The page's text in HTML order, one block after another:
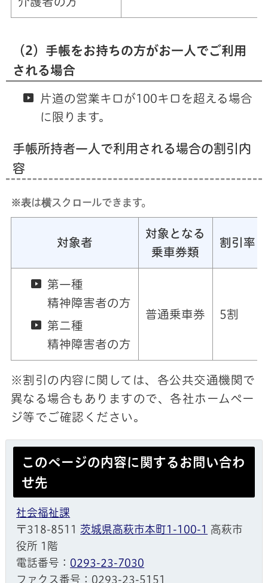
（2）手帳をお持ちの方がお一人でご利用
される場合
片道の営業キロが100キロを超える場合
に限ります。
手帳所持者一人で利用される場合の割引内
容
※表は横スクロールできます。
対象者
対象となる
乗車券類
割引率
第一種
精神障害者の方
第二種
精神障害者の方
普通乗車券 5割
※割引の内容に関しては、各公共交通機関で
異なる場合もありますので、各社ホームペー
ジ等でご確認ください。
このページの内容に関するお問い合わ
せ先
社会福祉課
〒318-8511 茨城県高萩市本町1-100-1
高萩市
役所 1階
電話番号： 0293-23-7030
ファクス番号：0293-23-5151